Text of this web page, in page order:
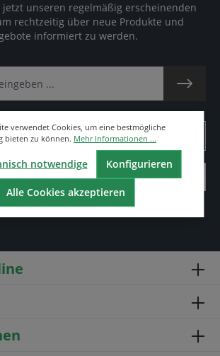
jetzt unseren regelmäßig erscheinenden
rechtzeitig über neue Produkte und
informiert zu werden.
verwendet Cookies, um eine bestmögliche
bieten zu können. Mehr Informationen ...
notwendige Konfigurieren
Alle Cookies akzeptieren